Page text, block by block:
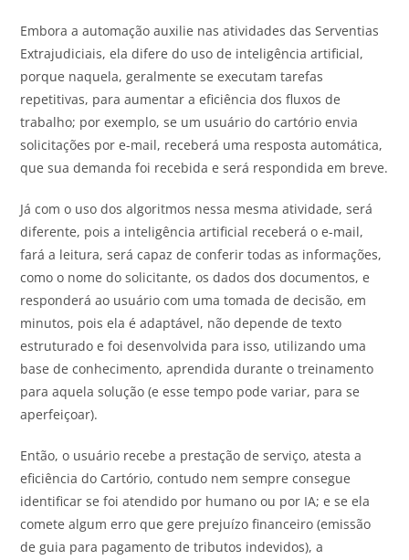
Embora a automação auxilie nas atividades das Serventias
Extrajudiciais, ela difere do uso de inteligência artificial,
porque naquela, geralmente se executam tarefas
repetitivas, para aumentar a eficiência dos fluxos de
trabalho; por exemplo, se um usuário do cartório envia
solicitações por e-mail, receberá uma resposta automática,
que sua demanda foi recebida e será respondida em breve.
Já com o uso dos algoritmos nessa mesma atividade, será
diferente, pois a inteligência artificial receberá o e-mail,
fará a leitura, será capaz de conferir todas as informações,
como o nome do solicitante, os dados dos documentos, e
responderá ao usuário com uma tomada de decisão, em
minutos, pois ela é adaptável, não depende de texto
estruturado e foi desenvolvida para isso, utilizando uma
base de conhecimento, aprendida durante o treinamento
para aquela solução (e esse tempo pode variar, para se
aperfeiçoar).
Então, o usuário recebe a prestação de serviço, atesta a
eficiência do Cartório, contudo nem sempre consegue
identificar se foi atendido por humano ou por IA; e se ela
comete algum erro que gere prejuízo financeiro (emissão
de guia para pagamento de tributos indevidos), a